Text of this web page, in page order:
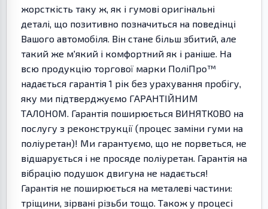
жорсткість таку ж, як і гумові оригінальні
деталі, що позитивно позначиться на поведінці
Вашого автомобіля. Він стане більш збитий, але
такий же м'який і комфортний як і раніше. На
всю продукцію торгової марки ПоліПро™
надається гарантія 1 рік без урахування пробігу,
яку ми підтверджуємо ГАРАНТІЙНИМ
ТАЛОНОМ. Гарантія поширюється ВИНЯТКОВО на
послугу з реконструкції (процес заміни гуми на
поліуретан)! Ми гарантуємо, що не порветься, не
відшарується і не просяде поліуретан. Гарантія на
вібрацію подушок двигуна не надається!
Гарантія не поширюється на металеві частини:
тріщини, зірвані різьби тощо. Також у процесі